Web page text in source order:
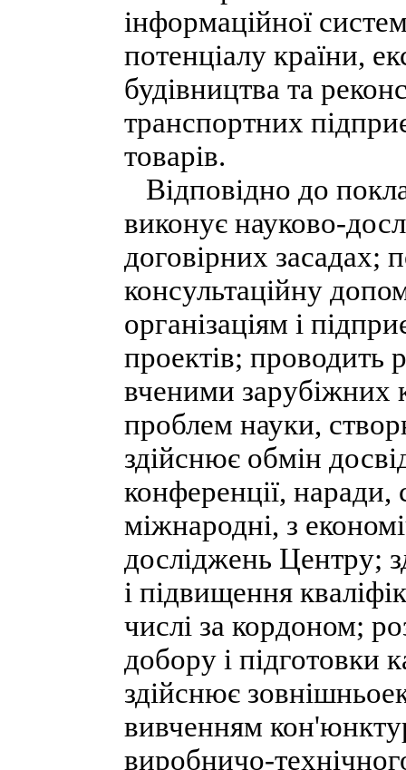
інформаційної
потенціалу країни,
будівництва та
транспортних
товарів.
Відповідно до
виконує науково-
договірних засадах;
консультаційну
організаціям і
проектів; проводить
вченими зарубіжних
проблем науки,
здійснює обмін
конференції, наради,
міжнародні, з
досліджень Центру;
і підвищення
числі за кордоном;
добору і підготовки
здійснює
вивченням
виробничо-